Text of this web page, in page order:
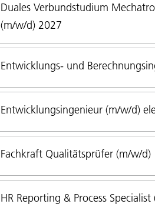
Duales Verbundstudium
(m/w/d) 2027
Entwicklungs- und
Entwicklungsingenieur (m/w/d)
Fachkraft Qualitätsprüfer (m/w/d)
HR Reporting & Process